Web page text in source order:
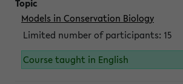
Models in Conservation Biology
Limited number of participants: 15
Course taught in English